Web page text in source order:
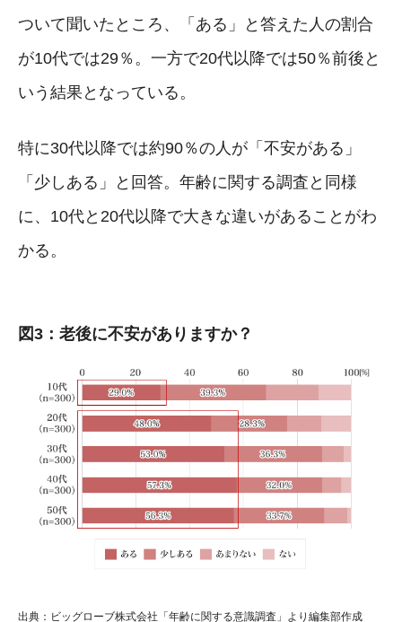
ついて聞いたところ、「ある」と答えた人の割合
が10代では29％。一方で20代以降では50％前後と
いう結果となっている。
特に30代以降では約90％の人が「不安がある」
「少しある」と回答。年齢に関する調査と同様
に、10代と20代以降で大きな違いがあることがわ
かる。
図3：老後に不安がありますか？
出典：ビッグローブ株式会社「年齢に関する意識調査」より編集部作成